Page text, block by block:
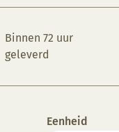
Binnen 72 uur
geleverd
Eenheid